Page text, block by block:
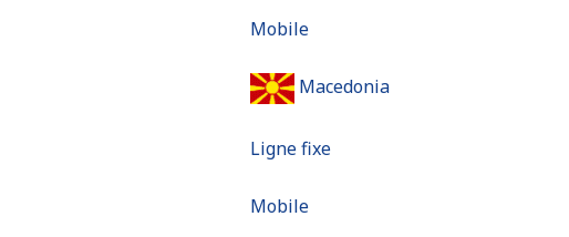
Mobile
Macedonia
Ligne fixe
Mobile